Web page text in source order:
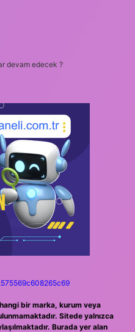
devam edecek ?
bir marka, kurum veya
Sitede yalnızca
Burada yer alan